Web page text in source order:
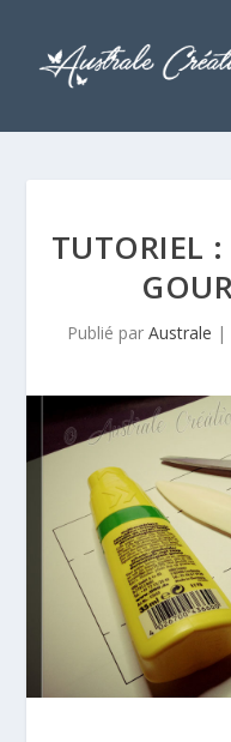
TUTORIEL
Publié par Australe |